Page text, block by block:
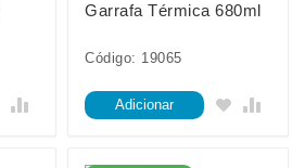
Garrafa Térmica 680ml
Código: 19065
Adicionar